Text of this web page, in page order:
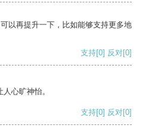
以再提升一下，比如能够支持更多地
支持[0] 反对[0]
心旷神怡。
支持[0] 反对[0]